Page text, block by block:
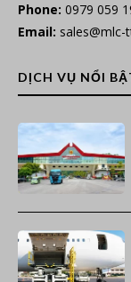
Phone: 0979 059
Email: sales@mlc-
DỊCH VỤ NỔI